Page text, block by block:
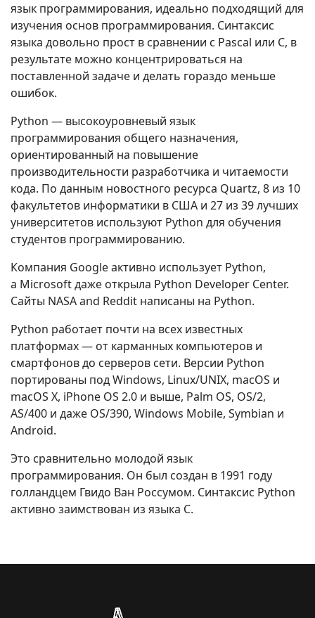
язык программирования, идеально подходящий для
изучения основ программирования. Синтаксис
языка довольно прост в сравнении с Pascal или C, в
результате можно концентрироваться на
поставленной задаче и делать гораздо меньше
ошибок.
Python — высокоуровневый язык
программирования общего назначения,
ориентированный на повышение
производительности разработчика и читаемости
кода. По данным новостного ресурса Quartz, 8 из 10
факультетов информатики в США и 27 из 39 лучших
университетов используют Python для обучения
студентов программированию.
Компания Google активно использует Python,
а Microsoft даже открыла Python Developer Center.
Сайты NASA and Reddit написаны на Python.
Python работает почти на всех известных
платформах — от карманных компьютеров и
смартфонов до серверов сети. Версии Python
портированы под Windows, Linux/UNIX, macOS и
macOS X, iPhone OS 2.0 и выше, Palm OS, OS/2,
AS/400 и даже OS/390, Windows Mobile, Symbian и
Android.
Это сравнительно молодой язык
программирования. Он был создан в 1991 году
голландцем Гвидо Ван Россумом. Cинтаксис Python
активно заимствован из языка C.